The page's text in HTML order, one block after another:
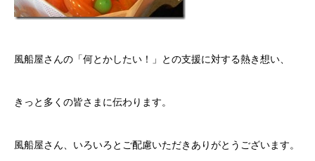
風船屋さんの「何とかしたい！」との支援に対する熱き想い、
きっと多くの皆さまに伝わります。
風船屋さん、いろいろとご配慮いただきありがとうございます。